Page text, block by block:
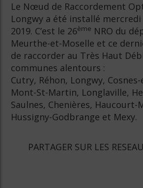
Le Nœud de Raccordement
Longwy a été installé
2019. C’est le 26ème NRO du
Meurthe-et-Moselle et ce
de raccorder au Très Haut
communes alentours :
Cutry, Réhon, Longwy,
Mont-St-Martin, Longlaville,
Saulnes, Chenières, Haucourt-
Hussigny-Godbrange et Mexy.
PARTAGER SUR LES